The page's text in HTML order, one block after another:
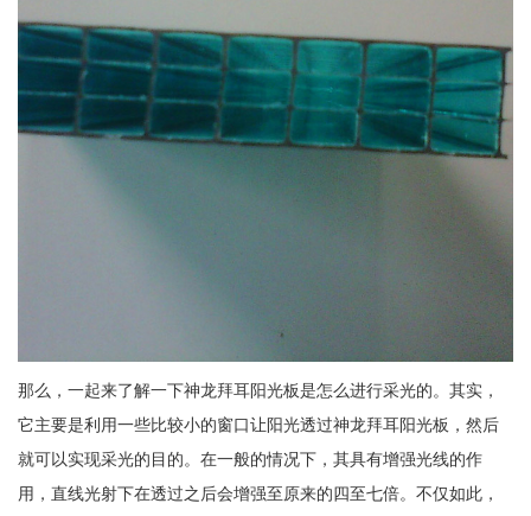
那么，一起来了解一下神龙拜耳阳光板是怎么进行采光的。其实，
它主要是利用一些比较小的窗口让阳光透过神龙拜耳阳光板，然后
就可以实现采光的目的。在一般的情况下，其具有增强光线的作
用，直线光射下在透过之后会增强至原来的四至七倍。不仅如此，